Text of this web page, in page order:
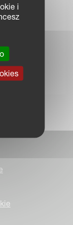
i